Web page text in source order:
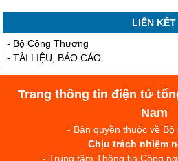
LIÊN KẾT
- Bộ Công Thương
-TÀI LIỆU, BÁO CÁO
Trang thông tin điện tử
Nam
- Bản quyền thuộc về Bộ
Chịu trách nhiệm
- Trung tâm Thông tin Công